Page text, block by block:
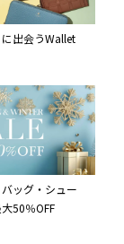
に出会うWallet
ッグ・シュー
50％OFF